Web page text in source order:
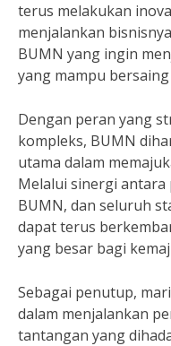
terus melakukan
menjalankan
BUMN yang ingin
yang mampu
Dengan peran yang
kompleks, BUMN
utama dalam
Melalui sinergi antara
BUMN, dan seluruh
dapat terus
yang besar bagi
Sebagai penutup,
dalam menjalankan
tantangan yang